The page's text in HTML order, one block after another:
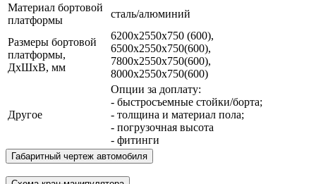
Материал бортовой
платформы
сталь/алюминий
Размеры бортовой
платформы,
ДхШхВ, мм
6200х2550х750 (600),
6500х2550х750(600),
7800х2550х750(600),
8000х2550х750(600)
Другое
Опции за доплату:
- быстросъемные стойки/борта;
- толщина и материал пола;
- погрузочная высота
- фитинги
Габаритный чертеж автомобиля